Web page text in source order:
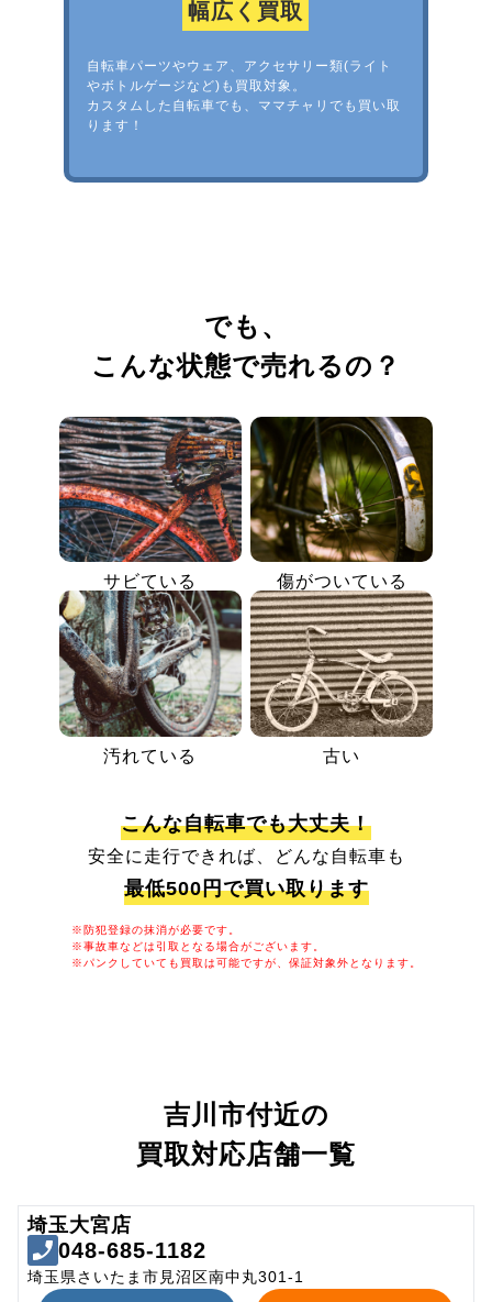
幅広く買取
自転車パーツやウェア、アクセサリー類(ライト
やボトルゲージなど)も買取対象。
カスタムした自転車でも、ママチャリでも買い取
ります！
でも、
こんな状態で売れるの？
サビている 傷がついている
汚れている 古い
こんな自転車でも大丈夫！
安全に走行できれば、どんな自転車も
最低500円で買い取ります
※防犯登録の抹消が必要です。
※事故車などは引取となる場合がございます。
※パンクしていても買取は可能ですが、保証対象外となります。
吉川市付近の
買取対応店舗一覧
埼玉大宮店
048-685-1182
埼玉県さいたま市見沼区南中丸301-1